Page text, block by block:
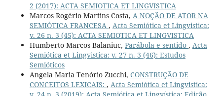
2 (2017): ACTA SEMIOTICA ET LINGVISTICA
Marcos Rogério Martins Costa, A NOÇÃO DE ATOR NA
SEMIÓTICA FRANCESA , Acta Semiótica et Lingvistica:
v. 26 n. 3 (45): ACTA SEMIOTICA ET LINGVISTICA
Humberto Marcos Balaniuc, Parábola e sentido , Acta
Semiótica et Lingvistica: v. 27 n. 3 (46): Estudos
Semióticos
Angela Maria Tenório Zucchi, CONSTRUÇÃO DE
CONCEITOS LEXICAIS: , Acta Semiótica et Lingvistica: